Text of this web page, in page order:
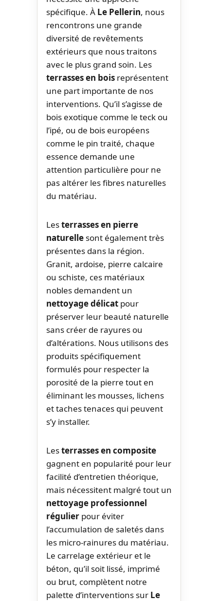
spécifique. À Le Pellerin, nous
rencontrons une grande
diversité de revêtements
extérieurs que nous traitons
avec le plus grand soin. Les
terrasses en bois représentent
une part importante de nos
interventions. Qu’il s’agisse de
bois exotique comme le teck ou
l’ipé, ou de bois européens
comme le pin traité, chaque
essence demande une
attention particulière pour ne
pas altérer les fibres naturelles
du matériau.
Lesterrasses en pierre
naturelle sont également très
présentes dans la région.
Granit, ardoise, pierre calcaire
ou schiste, ces matériaux
nobles demandent un
nettoyage délicat pour
préserver leur beauté naturelle
sans créer de rayures ou
d’altérations. Nous utilisons des
produits spécifiquement
formulés pour respecter la
porosité de la pierre tout en
éliminant les mousses, lichens
et taches tenaces qui peuvent
s’y installer.
Lesterrasses en composite
gagnent en popularité pour leur
facilité d’entretien théorique,
mais nécessitent malgré tout un
nettoyage professionnel
régulier pour éviter
l’accumulation de saletés dans
les micro-rainures du matériau.
Le carrelage extérieur et le
béton, qu’il soit lissé, imprimé
ou brut, complètent notre
palette d’interventions sur Le